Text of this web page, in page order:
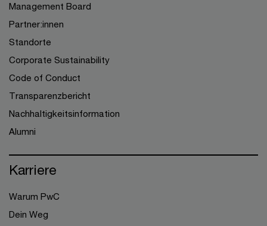
Management Board
Partner:innen
Standorte
Corporate Sustainability
Code of Conduct
Transparenzbericht
Nachhaltigkeitsinformation
Alumni
Karriere
Warum PwC
Dein Weg